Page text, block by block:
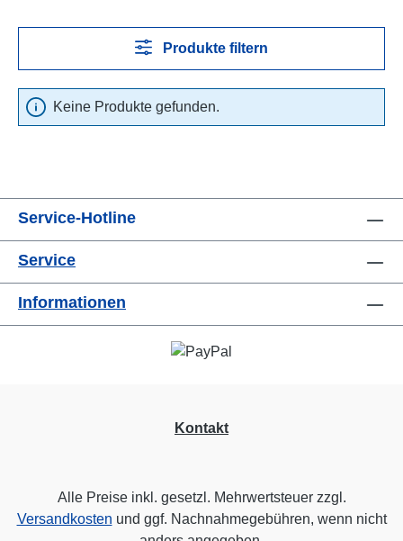
Produkte filtern
Keine Produkte gefunden.
Service-Hotline
Service
Informationen
Kontakt
Alle Preise inkl. gesetzl. Mehrwertsteuer zzgl.
Versandkosten und ggf. Nachnahmegebühren, wenn nicht